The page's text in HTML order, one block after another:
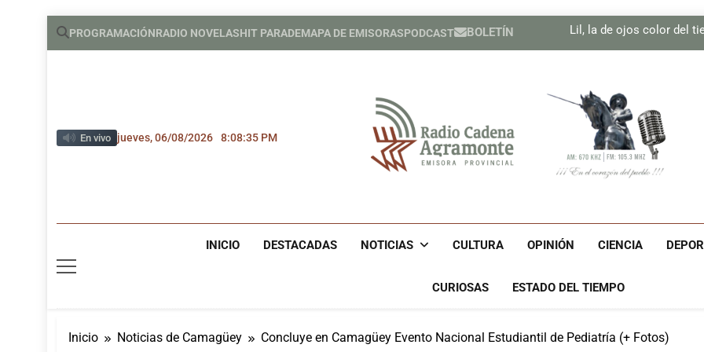
Saltar
PROGRAMACIÓNRADIO NOVELASHIT PARADEMAPA DE EMISORASPODCAST BOLETÍN
Lil, la de ojos color del
Incentiva Sistema de
Lil, la de ojos color del
Incentiva Sistema de
En vivo jueves, 06/08/2026 8:08:36 PM
Radio Cadena
INICIO DESTACADAS NOTICIAS CULTURA OPINIÓN CIENCIA
CURIOSAS ESTADO DEL TIEMPO
Inicio Noticias de Camagüey Concluye en Camagüey Evento Nacional Estudiantil de Pediatría (+ Fotos)